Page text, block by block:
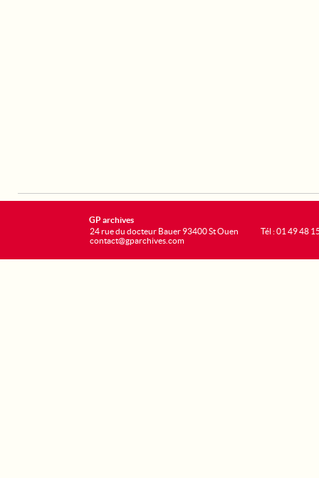
GP archives
24 rue du docteur Bauer 93400 St Ouen
contact@gparchives.com
Tél : 01 49 48